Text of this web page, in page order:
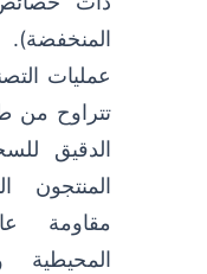
عمليات
تتراوح من
الدقيق
المنتجون
مقاومة